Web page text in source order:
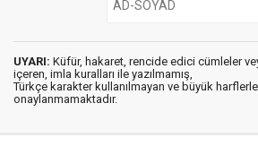
UYARI: Küfür, hakaret, rencide edici cümleler
içeren, imla kuralları ile yazılmamış,
Türkçe karakter kullanılmayan ve büyük
onaylanmamaktadır.